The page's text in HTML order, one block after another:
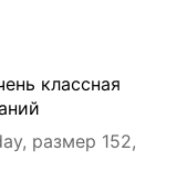
классная
размер 152,